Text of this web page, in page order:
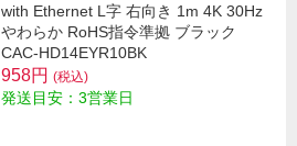
with Ethernet L字 右向き 1m 4K 30Hz
やわらか RoHS指令準拠 ブラック
CAC-HD14EYR10BK
958円 (税込)
発送目安：3営業日